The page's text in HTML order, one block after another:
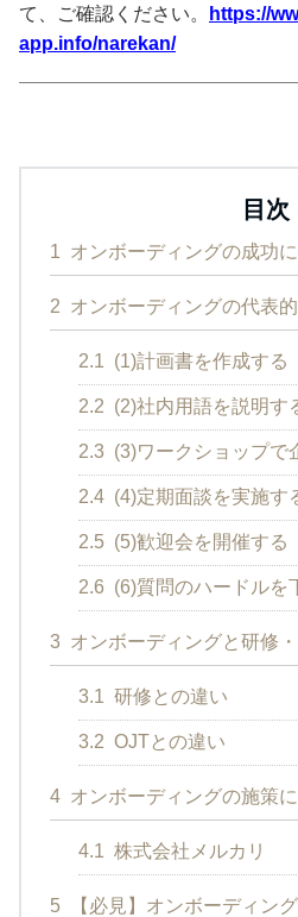
て、ご確認ください。
https://
app.info/narekan/
目次
1 オンボーディングの成功
2 オンボーディングの代表
2.1 (1)計画書を作成する
2.2 (2)社内用語を説明す
2.3 (3)ワークショップで
2.4 (4)定期面談を実施す
2.5 (5)歓迎会を開催する
2.6 (6)質問のハードルを
3 オンボーディングと研修
3.1 研修との違い
3.2 OJTとの違い
4 オンボーディングの施策
4.1 株式会社メルカリ
5
【必見】オンボーディン